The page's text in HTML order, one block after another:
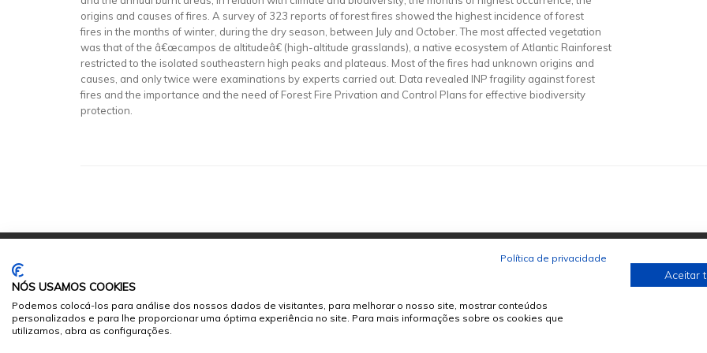
origins and causes of fires. A survey of 323 reports of forest fires showed the highest incidence of forest
fires in the months of winter, during the dry season, between July and October. The most affected vegetation
was that of the â€œcampos de altitudeâ€ (high-altitude grasslands), a native ecosystem of Atlantic Rainforest
restricted to the isolated southeastern high peaks and plateaus. Most of the fires had unknown origins and
causes, and only twice were examinations by experts carried out. Data revealed INP fragility against forest
fires and the importance and the need of Forest Fire Privation and Control Plans for effective biodiversity
protection.
© 2026Sumários.org. Todos os Direitos Reservados
Desenvolvido por
Política de privacidade
NÓS USAMOS COOKIES
Podemos colocá-los para análise dos nossos dados de visitantes, para melhorar o nosso site, mostrar conteúdos
personalizados e para lhe proporcionar uma óptima experiência no site. Para mais informações sobre os cookies que
utilizamos, abra as configurações.
Aceitar